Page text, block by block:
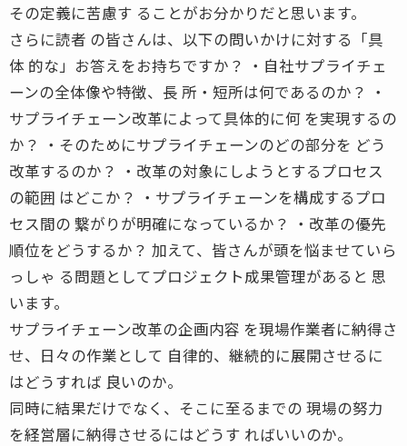
その定義に苦慮す ることがお分かりだと思います。
さらに読者 の皆さんは、以下の問いかけに対する「具
体 的な」お答えをお持ちですか？ ・自社サプライチェ
ーンの全体像や特徴、長 所・短所は何であるのか？ ・
サプライチェーン改革によって具体的に何 を実現するの
か？ ・そのためにサプライチェーンのどの部分を どう
改革するのか？ ・改革の対象にしようとするプロセス
の範囲 はどこか？ ・サプライチェーンを構成するプロ
セス間の 繋がりが明確になっているか？ ・改革の優先
順位をどうするか？ 加えて、皆さんが頭を悩ませていら
っしゃ る問題としてプロジェクト成果管理があると 思
います。
サプライチェーン改革の企画内容 を現場作業者に納得さ
せ、日々の作業として 自律的、継続的に展開させるに
はどうすれば 良いのか。
同時に結果だけでなく、そこに至るまでの 現場の努力
を経営層に納得させるにはどうす ればいいのか。